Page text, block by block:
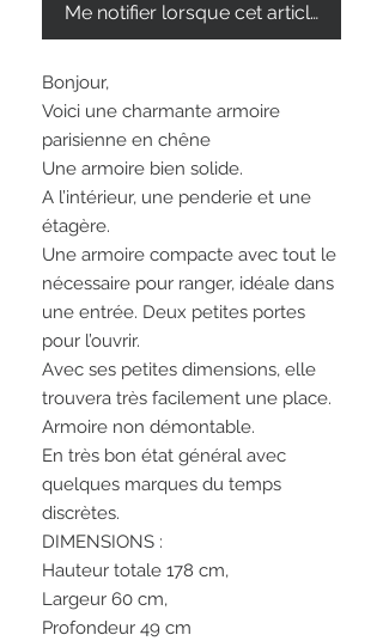
Me notifier lorsque cet article est
Bonjour,
Voici une charmante armoire
parisienne en chêne
Une armoire bien solide.
A l’intérieur, une penderie et une
étagère.
Une armoire compacte avec tout le
nécessaire pour ranger, idéale dans
une entrée. Deux petites portes
pour l’ouvrir.
Avec ses petites dimensions, elle
trouvera très facilement une place.
Armoire non démontable.
En très bon état général avec
quelques marques du temps
discrètes.
DIMENSIONS :
Hauteur totale 178 cm,
Largeur 60 cm,
Profondeur 49 cm